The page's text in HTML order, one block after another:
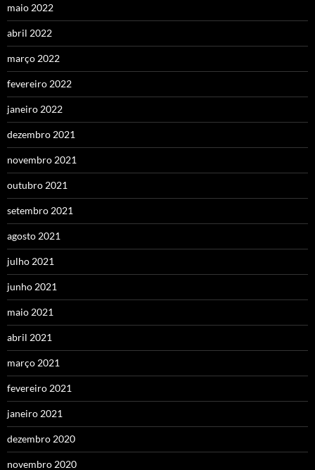
maio 2022
abril 2022
março 2022
fevereiro 2022
janeiro 2022
dezembro 2021
novembro 2021
outubro 2021
setembro 2021
agosto 2021
julho 2021
junho 2021
maio 2021
abril 2021
março 2021
fevereiro 2021
janeiro 2021
dezembro 2020
novembro 2020